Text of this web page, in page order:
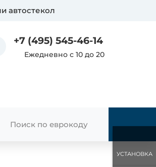
автостекол
+7 (495) 545-46-14
Ежедневно с 10 до 20
УСТАНОВКА